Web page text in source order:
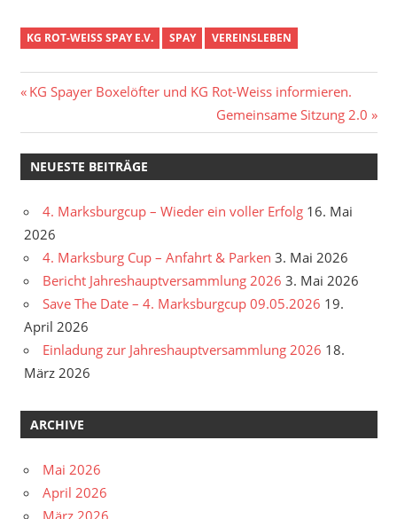
KG ROT-WEISS SPAY E.V. SPAY VEREINSLEBEN
Beitragsnavigation
Vorheriger
KG Spayer Boxelöfter und KG Rot-Weiss informieren.
Nächster
Beitrag:
Gemeinsame Sitzung 2.0
NEUESTE BEITRÄGE
4. Marksburgcup – Wieder ein voller Erfolg 16. Mai
2026
4. Marksburg Cup – Anfahrt & Parken 3. Mai 2026
Bericht Jahreshauptversammlung 2026 3. Mai 2026
Save The Date – 4. Marksburgcup 09.05.2026 19.
April 2026
Einladung zur Jahreshauptversammlung 2026 18.
März 2026
ARCHIVE
Mai 2026
April 2026